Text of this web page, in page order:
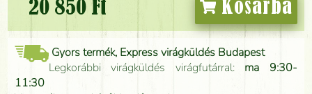
20 850 Ft Kosárba
Gyors termék, Express virágküldés Budapest
Legkorábbi virágküldés virágfutárral: ma 9:30-
11:30